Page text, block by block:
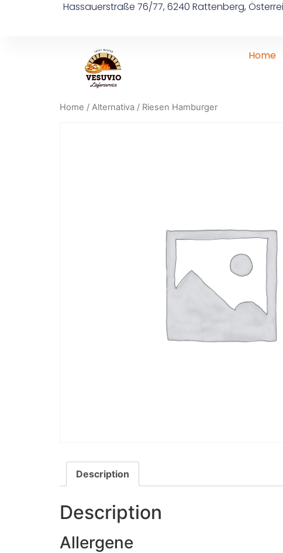
Hassauerstraße 76/77, 6240 Rattenberg,
Home
Home / Alternativa / Riesen Hamburger
Description
Description
Allergene